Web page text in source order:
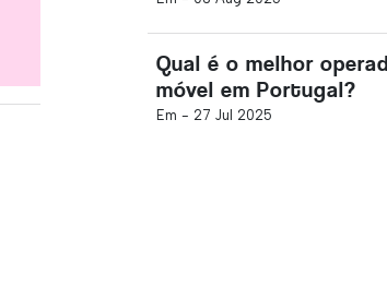
Qual é o melhor
móvel em Portugal?
Em - 27 Jul 2025